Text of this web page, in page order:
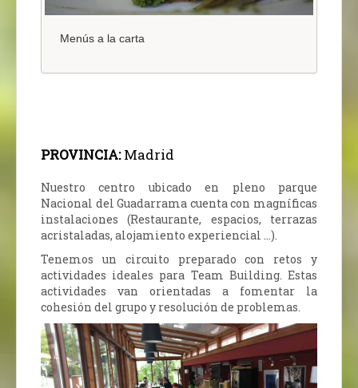
Menús a la carta
PROVINCIA:Madrid
Nuestro centro ubicado en pleno parque
Nacional del Guadarrama cuenta con magníficas
instalaciones (Restaurante, espacios, terrazas
acristaladas, alojamiento experiencial …).
Tenemos un circuito preparado con retos y
actividades ideales para Team Building. Estas
actividades van orientadas a fomentar la
cohesión del grupo y resolución de problemas.